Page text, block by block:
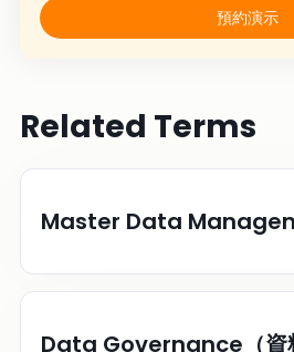
預約演示
Related Terms
Master Data
Data Governance（資